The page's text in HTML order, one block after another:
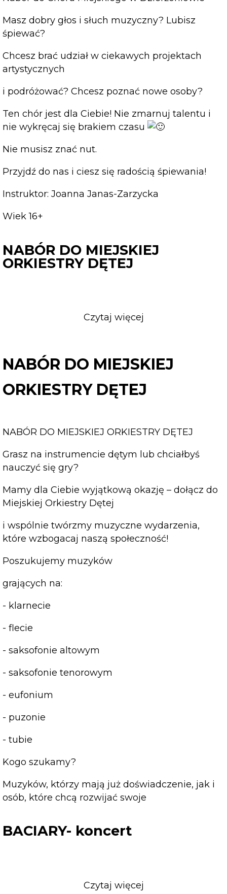
Masz dobry głos i słuch muzyczny? Lubisz
śpiewać?
Chcesz brać udział w ciekawych projektach
artystycznych
i podróżować? Chcesz poznać nowe osoby?
Ten chór jest dla Ciebie! Nie zmarnuj talentu i
nie wykręcaj się brakiem czasu
Nie musisz znać nut.
Przyjdź do nas i ciesz się radością śpiewania!
Instruktor: Joanna Janas-Zarzycka
Wiek 16+
NABÓR DO MIEJSKIEJ
ORKIESTRY DĘTEJ
Czytaj więcej
MIEJSKIEJ
ORKIESTRY
DĘTEJ
NABÓR DO MIEJSKIEJ
ORKIESTRY DĘTEJ
NABÓR DO MIEJSKIEJ ORKIESTRY DĘTEJ
Grasz na instrumencie dętym lub chciałbyś
nauczyć się gry?
Mamy dla Ciebie wyjątkową okazję – dołącz do
Miejskiej Orkiestry Dętej
i wspólnie twórzmy muzyczne wydarzenia,
które wzbogacaj naszą społeczność!
Poszukujemy muzyków
grających na:
- klarnecie
- flecie
- saksofonie altowym
- saksofonie tenorowym
- eufonium
- puzonie
- tubie
Kogo szukamy?
Muzyków, którzy mają już doświadczenie, jak i
osób, które chcą rozwijać swoje
BACIARY- koncert
Czytaj więcej